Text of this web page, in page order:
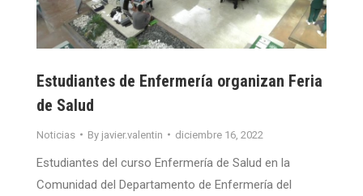
Estudiantes de Enfermería organizan Feria
de Salud
Noticias By javier.valentin diciembre 16, 2022
Estudiantes del curso Enfermería de Salud en la
Comunidad del Departamento de Enfermería del